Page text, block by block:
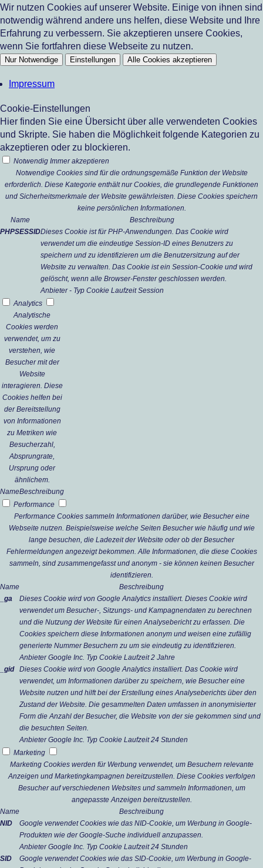
Wir nutzen Cookies auf unserer Website. Einige von ihnen sind
notwendig während andere uns helfen, diese Website und Ihre
Erfahrung zu verbessern. Sie akzeptieren unsere Cookies,
wenn Sie fortfahren diese Webseite zu nutzen.
Nur Notwendige Einstellungen Alle Cookies akzeptieren
Impressum
Cookie-Einstellungen
Hier finden Sie eine Übersicht über alle verwendeten Cookies
und Skripte. Sie haben die Möglichkeit folgende Kategorien zu
akzeptieren oder zu blockieren.
Notwendig Immer akzeptieren
Notwendige Cookies sind für die ordnungsgemäße Funktion der Website
erforderlich. Diese Kategorie enthält nur Cookies, die grundlegende Funktionen
und Sicherheitsmerkmale der Website gewährleisten. Diese Cookies speichern
keine persönlichen Informationen.
Name
Beschreibung
PHPSESSIDDieses Cookie ist für PHP-Anwendungen. Das Cookie wird
verwendet um die eindeutige Session-ID eines Benutzers zu
speichern und zu identifizieren um die Benutzersitzung auf der
Website zu verwalten. Das Cookie ist ein Session-Cookie und wird
gelöscht, wenn alle Browser-Fenster geschlossen werden.
Anbieter - Typ Cookie Laufzeit Session
Analytics
Analytische
Cookies werden
verwendet, um zu
verstehen, wie
Besucher mit der
Website
interagieren. Diese
Cookies helfen bei
der Bereitstellung
von Informationen
zu Metriken wie
Besucherzahl,
Absprungrate,
Ursprung oder
ähnlichem.
NameBeschreibung
Performance
Performance Cookies sammeln Informationen darüber, wie Besucher eine
Webseite nutzen. Beispielsweise welche Seiten Besucher wie häufig und wie
lange besuchen, die Ladezeit der Website oder ob der Besucher
Fehlermeldungen angezeigt bekommen. Alle Informationen, die diese Cookies
sammeln, sind zusammengefasst und anonym - sie können keinen Besucher
identifizieren.
Name
Beschreibung
_ga
Dieses Cookie wird von Google Analytics installiert. Dieses Cookie wird
verwendet um Besucher-, Sitzungs- und Kampagnendaten zu berechnen
und die Nutzung der Website für einen Analysebericht zu erfassen. Die
Cookies speichern diese Informationen anonym und weisen eine zufällig
generierte Nummer Besuchern zu um sie eindeutig zu identifizieren.
Anbieter Google Inc. Typ Cookie Laufzeit 2 Jahre
_gid
Dieses Cookie wird von Google Analytics installiert. Das Cookie wird
verwendet, um Informationen darüber zu speichern, wie Besucher eine
Website nutzen und hilft bei der Erstellung eines Analyseberichts über den
Zustand der Website. Die gesammelten Daten umfassen in anonymisierter
Form die Anzahl der Besucher, die Website von der sie gekommen sind und
die besuchten Seiten.
Anbieter Google Inc. Typ Cookie Laufzeit 24 Stunden
Marketing
Marketing Cookies werden für Werbung verwendet, um Besuchern relevante
Anzeigen und Marketingkampagnen bereitzustellen. Diese Cookies verfolgen
Besucher auf verschiedenen Websites und sammeln Informationen, um
angepasste Anzeigen bereitzustellen.
Name
Beschreibung
NID
Google verwendet Cookies wie das NID-Cookie, um Werbung in Google-
Produkten wie der Google-Suche individuell anzupassen.
Anbieter Google Inc. Typ Cookie Laufzeit 24 Stunden
SID
Google verwendet Cookies wie das SID-Cookie, um Werbung in Google-